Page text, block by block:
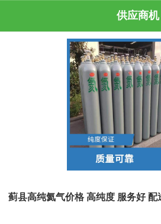
供应商机
蓟县高纯氦气价格 高纯度 服务好 配